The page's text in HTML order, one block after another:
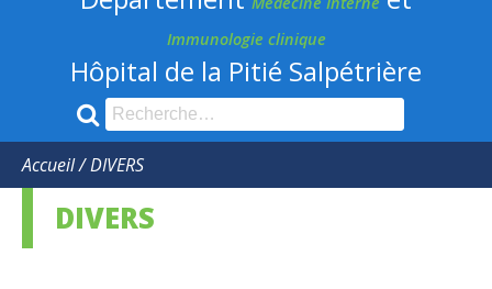
Immunologie
clinique
Immunologie clinique
Hôpital de la Pitié Salpétrière
Recherche
pour
:
Accueil/DIVERS
DIVERS